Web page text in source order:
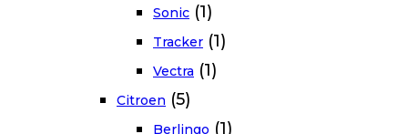
Sonic (1)
Tracker (1)
Vectra (1)
Citroen (5)
Berlingo (1)